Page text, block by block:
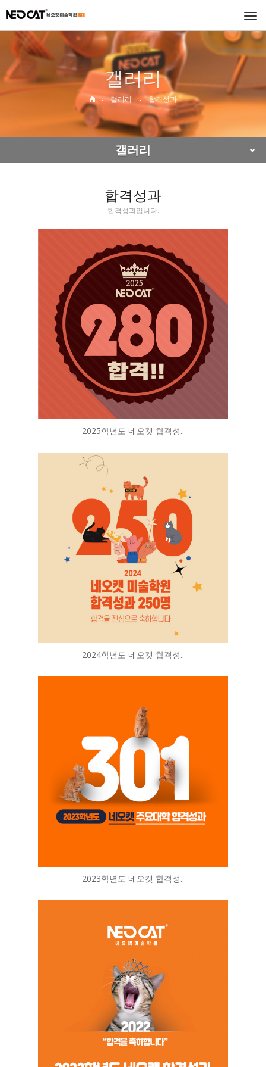
갤러리
갤러리 합격성과
갤러리
합격성과
합격성과입니다.
2025학년도 네오캣 합격성..
2024학년도 네오캣 합격성..
2023학년도 네오캣 합격성..